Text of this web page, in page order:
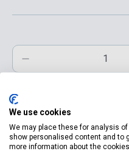
We use cookies
We may place these for analysis
show personalised content and to
more information about the